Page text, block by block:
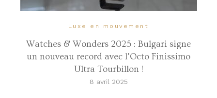
Luxe en mouvement
Watches & Wonders 2025 : Bulgari signe
un nouveau record avec l’Octo Finissimo
Ultra Tourbillon !
8 avril 2025